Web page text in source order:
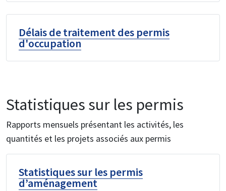
Délais de traitement des permis
d'occupation
Statistiques sur les permis
Rapports mensuels présentant les activités, les
quantités et les projets associés aux permis
Statistiques sur les permis
d’aménagement